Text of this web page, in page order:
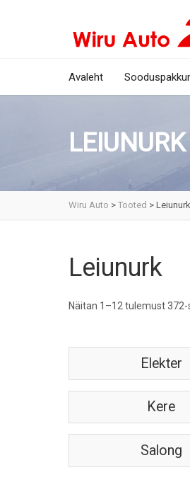
Avaleht
LEIUNURK
Wiru Auto > Tooted > Leiunurk
Leiunurk
Näitan 1–12 tulemust
Elekter
Kere
Salong